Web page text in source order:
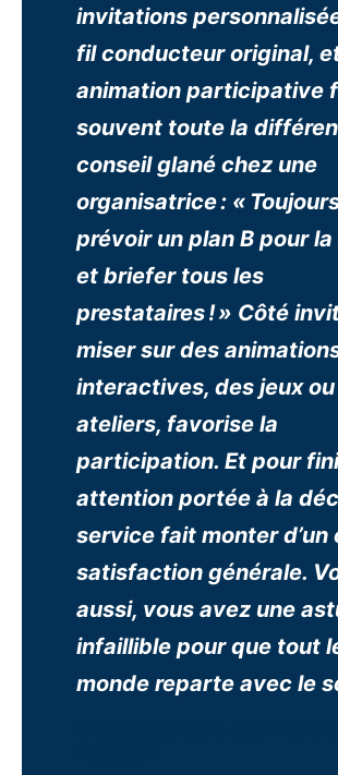
invitations
fil conducteur original,
animation participative
souvent toute la
conseil glané chez une
organisatrice : «
prévoir un plan B pour
et briefer tous les
prestataires ! » Côté
miser sur des
interactives, des jeux
ateliers, favorise la
participation. Et pour
attention portée à la
service fait monter d’un
satisfaction générale.
aussi, vous avez une
infaillible pour que tout
monde reparte avec le